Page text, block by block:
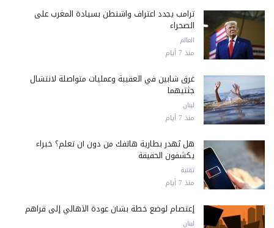
ترامب يجدد اعتراف واشنطن بسيادة المغرب على
الصحراء
العالم
منذ 7 أيام
غرق شابين في العقيبة وعمليات متواصلة لانتشال
جثتيهما
لبنان
منذ 7 أيام
هل تُهدر بطارية هاتفك من دون أن تعلم؟ خبراء
يكشفون الحقيقة
تقنية
منذ 7 أيام
إعتصام لوضع خطة بشأن عودة الأهالي إلى قراهم
لبنان